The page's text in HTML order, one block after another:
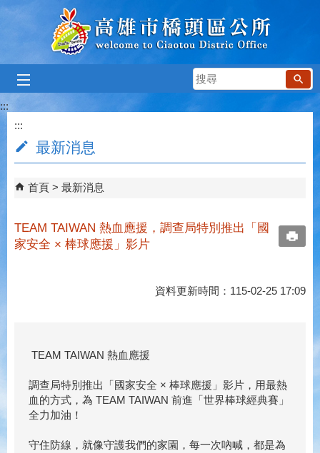
跳到主要內容區塊
搜
尋
:::
:::
最新消息
首頁 最新消息
TEAM TAIWAN 熱血應援，調查局特別推出「國
家安全 × 棒球應援」影片
資料更新時間：115-02-25 17:09
TEAM TAIWAN 熱血應援
調查局特別推出「國家安全 × 棒球應援」影片，用最熱
血的方式，為 TEAM TAIWAN 前進「世界棒球經典賽」
全力加油！
守住防線，就像守護我們的家園，每一次吶喊，都是為